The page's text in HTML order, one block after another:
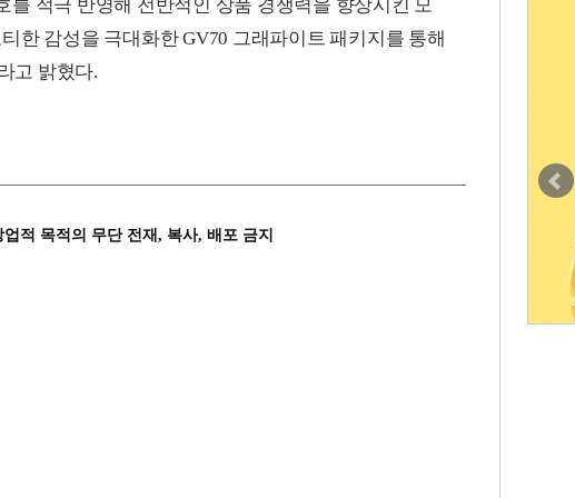
를 적극 반영해 전반적인 상품 경쟁력을 향상시킨 모
한 감성을 극대화한 GV70 그래파이트 패키지를 통해
고 밝혔다.
적 목적의 무단 전재, 복사, 배포 금지